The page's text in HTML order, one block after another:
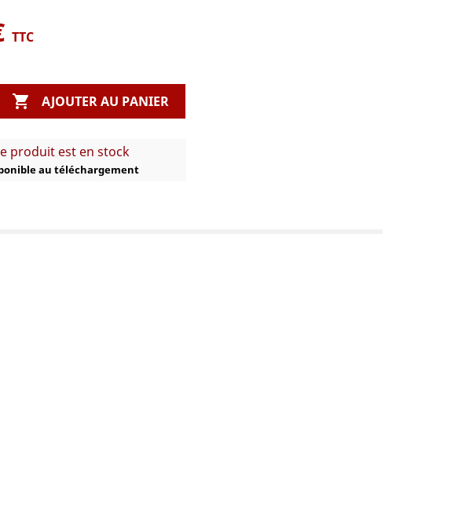
TTC
 AJOUTER AU PANIER
produit est en stock
au téléchargement